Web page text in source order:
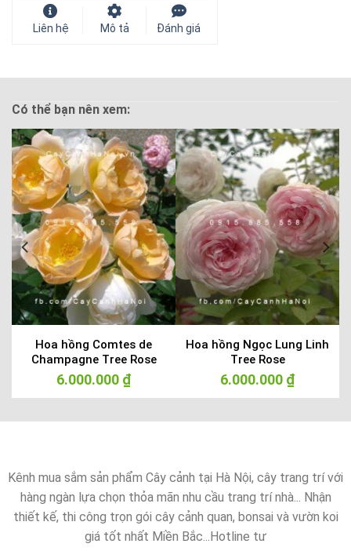
Liên hệ Mô tả Đánh giá
Có thể bạn nên xem:
Hoa hồng Comtes de
Champagne Tree Rose
6.000.000 ₫
Hoa hồng Ngọc Lung Linh
Tree Rose
6.000.000 ₫
Kênh mua sắm sản phẩm Cây cảnh tại Hà Nội, cây trang trí với
hàng ngàn lựa chọn thỏa mãn nhu cầu trang trí nhà... Nhận
thiết kế, thi công trọn gói cây cảnh quan, bonsai và vườn koi
giá tốt nhất Miền Bắc...Hotline tư